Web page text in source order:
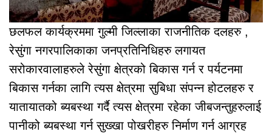
छलफल कार्यक्रममा गुल्मी जिल्लाका राजनीतिक दलहरु ,
रेसुंगा नगरपालिकाका जनप्रतिनिधिहरु लगायत
सरोकारवालाहरुले रेसुंगा क्षेत्रको बिकास गर्न र पर्यटनमा
बिकास गर्नका लागि त्यस क्षेत्रमा सुबिधा संपन्न होटलहरु र
यातायातको ब्यबस्था गर्दै त्यस क्षेत्रमा रहेका जीबजन्तुहरुलाई
पानीको ब्यबस्था गर्न सुख्खा पोखरीहरु निर्माण गर्न आग्रह